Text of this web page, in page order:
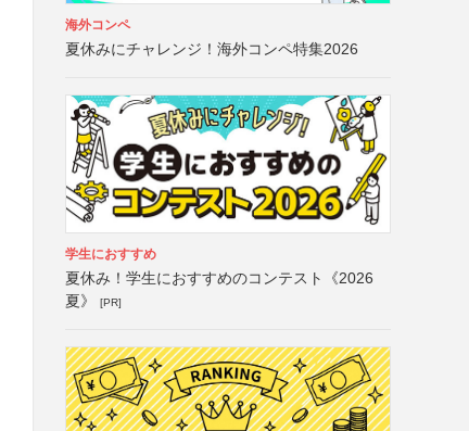
海外コンペ
夏休みにチャレンジ！海外コンペ特集2026
学生におすすめ
夏休み！学生におすすめのコンテスト《2026
夏》
[PR]